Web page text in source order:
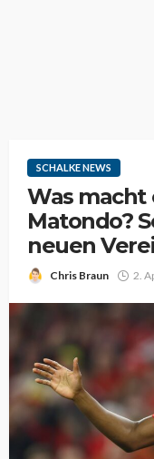
SCHALKE NEWS
Was macht
Matondo?
neuen
Chris Braun 2.